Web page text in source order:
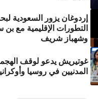
إردوغان يزور السعودية
التطورات الإقليمية مع بن
وشهباز شريف
غوتيريش يدعو لوقف
المدنيين في روسيا